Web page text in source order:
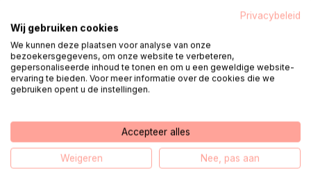
Practice logging in via the DigiD app
Practice adding the ID Check in the DigiD app
Useful Links
Privacybeleid
Wij gebruiken cookies
We kunnen deze plaatsen voor analyse van onze
bezoekersgegevens, om onze website te verbeteren,
gepersonaliseerde inhoud te tonen en om u een geweldige website-
ervaring te bieden. Voor meer informatie over de cookies die we
gebruiken opent u de instellingen.
Accepteer alles
Weigeren Nee, pas aan